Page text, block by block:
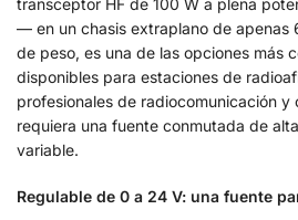
transceptor HF de 100 W a plena
— en un chasis extraplano de apenas
de peso, es una de las opciones más
disponibles para estaciones de
profesionales de radiocomunicación
requiera una fuente conmutada de
variable.
Regulable de 0 a 24 V: una fuente